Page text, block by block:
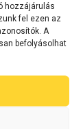
hozzájárulás
fel ezen az
A
befolyásolhat